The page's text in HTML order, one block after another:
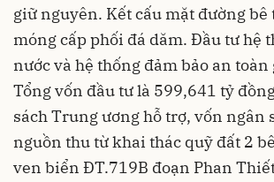
giữ nguyên. Kết cấu mặt đường
móng cấp phối đá dăm. Đầu tư hệ
nước và hệ thống đảm bảo an toàn
Tổng vốn đầu tư là 599,641 tỷ
sách Trung ương hỗ trợ, vốn ngân
nguồn thu từ khai thác quỹ đất 2
ven biển ĐT.719B đoạn Phan